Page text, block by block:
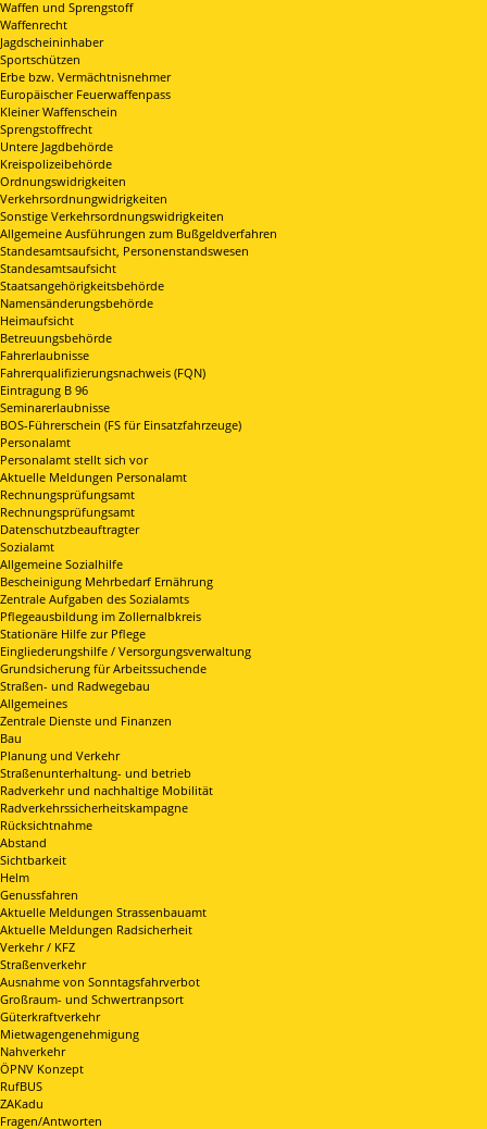
Waffen und Sprengstoff
Waffenrecht
Jagdscheininhaber
Sportschützen
Erbe bzw. Vermächtnisnehmer
Europäischer Feuerwaffenpass
Kleiner Waffenschein
Sprengstoffrecht
Untere Jagdbehörde
Kreispolizeibehörde
Ordnungswidrigkeiten
Verkehrsordnungwidrigkeiten
Sonstige Verkehrsordnungswidrigkeiten
Allgemeine Ausführungen zum Bußgeldverfahren
Standesamtsaufsicht, Personenstandswesen
Standesamtsaufsicht
Staatsangehörigkeitsbehörde
Namensänderungsbehörde
Heimaufsicht
Betreuungsbehörde
Fahrerlaubnisse
Fahrerqualifizierungsnachweis (FQN)
Eintragung B 96
Seminarerlaubnisse
BOS-Führerschein (FS für Einsatzfahrzeuge)
Personalamt
Personalamt stellt sich vor
Aktuelle Meldungen Personalamt
Rechnungsprüfungsamt
Rechnungsprüfungsamt
Datenschutzbeauftragter
Sozialamt
Allgemeine Sozialhilfe
Bescheinigung Mehrbedarf Ernährung
Zentrale Aufgaben des Sozialamts
Pflegeausbildung im Zollernalbkreis
Stationäre Hilfe zur Pflege
Eingliederungshilfe / Versorgungsverwaltung
Grundsicherung für Arbeitssuchende
Straßen- und Radwegebau
Allgemeines
Zentrale Dienste und Finanzen
Bau
Planung und Verkehr
Straßenunterhaltung- und betrieb
Radverkehr und nachhaltige Mobilität
Radverkehrssicherheitskampagne
Rücksichtnahme
Abstand
Sichtbarkeit
Helm
Genussfahren
Aktuelle Meldungen Strassenbauamt
Aktuelle Meldungen Radsicherheit
Verkehr / KFZ
Straßenverkehr
Ausnahme von Sonntagsfahrverbot
Großraum- und Schwertranpsort
Güterkraftverkehr
Mietwagengenehmigung
Nahverkehr
ÖPNV Konzept
RufBUS
ZAKadu
Fragen/Antworten